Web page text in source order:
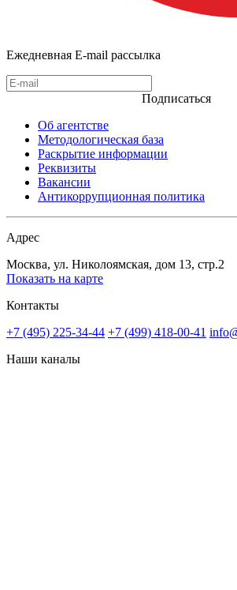
Ежедневная E-mail рассылка
Подписаться
Об агентстве
Методологическая база
Раскрытие информации
Реквизиты
Вакансии
Антикоррупционная политика
Адрес
Москва, ул. Николоямская, дом 13, стр.2
Показать на карте
Контакты
+7 (495) 225-34-44 +7 (499) 418-00-41
Наши каналы